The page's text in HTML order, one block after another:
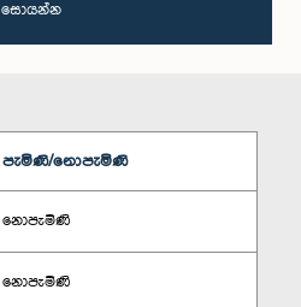
සොයන්න
පැමිණි/නොපැමිණි
නොපැමිණි
නොපැමිණි